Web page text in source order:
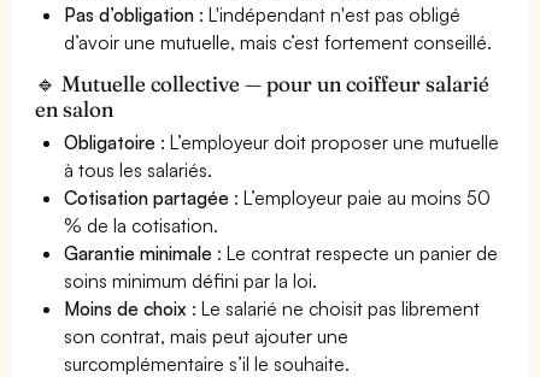
Pas d’obligation : L'indépendant n'est pas obligé
d’avoir une mutuelle, mais c’est fortement conseillé.
🔹 Mutuelle collective — pour un coiffeur salarié
en salon
Obligatoire : L’employeur doit proposer une mutuelle
à tous les salariés.
Cotisation partagée : L’employeur paie au moins 50
% de la cotisation.
Garantie minimale : Le contrat respecte un panier de
soins minimum défini par la loi.
Moins de choix : Le salarié ne choisit pas librement
son contrat, mais peut ajouter une
surcomplémentaire s’il le souhaite.